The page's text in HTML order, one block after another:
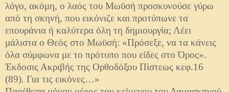
λόγο, ακόμη, ο λαός του Μωϋσή προσκυνούσε γύρω
από τη σκηνή, που εικόνιζε και προτύπωνε τα
επουράνια ή καλύτερα όλη τη δημιουργία; Λέει
μάλιστα ο Θεός στο Μωϋσή: «Πρόσεξε, να τα κάνεις
όλα σύμφωνα με το πρότυπο που είδες στο Όρος».
Έκδοσις Ακριβής της Ορθοδόξου Πίστεως κεφ.16
(89). Για τις εικόνες…»